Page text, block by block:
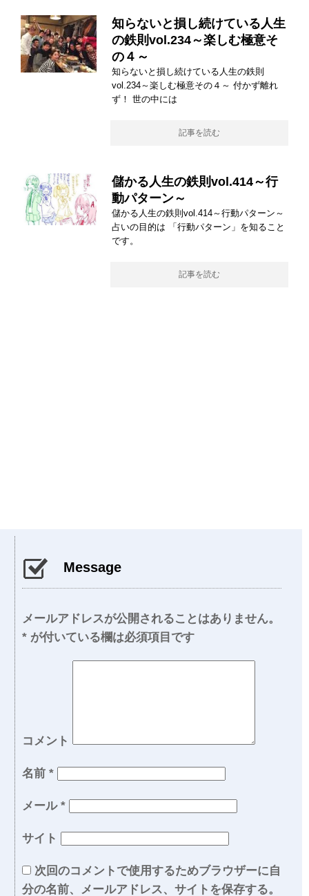
知らないと損し続けている人生
の鉄則vol.234～楽しむ極意そ
の４～
知らないと損し続けている人生の鉄則
vol.234～楽しむ極意その４～ 付かず離れ
ず！ 世の中には
記事を読む
儲かる人生の鉄則vol.414～行
動パターン～
儲かる人生の鉄則vol.414～行動パターン～
占いの目的は 「行動パターン」を知ること
です。
記事を読む
Message
メールアドレスが公開されることはありません。
* が付いている欄は必須項目です
コメント
名前 *
メール *
サイト
次回のコメントで使用するためブラウザーに自
分の名前、メールアドレス、サイトを保存する。